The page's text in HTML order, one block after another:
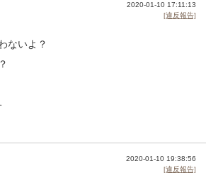
2020-01-10 17:11:13
[違反報告]
ないよ？
2020-01-10 19:38:56
[違反報告]